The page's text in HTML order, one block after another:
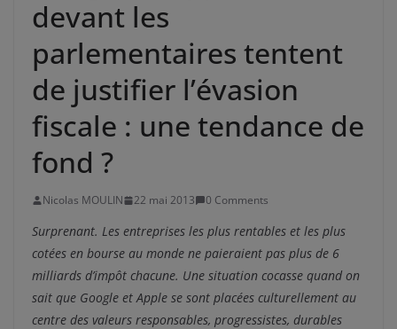
devant les
parlementaires tentent
de justifier l’évasion
fiscale : une tendance de
fond ?
Nicolas MOULIN 22 mai 2013 0 Comments
Surprenant. Les entreprises les plus rentables et les plus
cotées en bourse au monde ne paieraient pas plus de 6
milliards d’impôt chacune. Une situation cocasse quand on
sait que Google et Apple se sont placées culturellement au
centre des valeurs responsables, progressistes, durables